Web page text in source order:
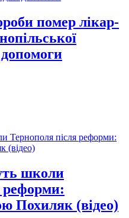
помер лікар-
школи
реформи:
Похиляк (відео)